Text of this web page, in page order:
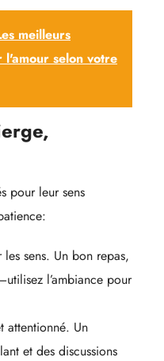
meilleurs
selon votre
pour leur sens
les sens. Un bon repas,
l’ambiance pour
attentionné. Un
et des discussions